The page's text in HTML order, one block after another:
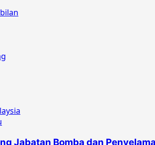
Jabatan Bomba dan